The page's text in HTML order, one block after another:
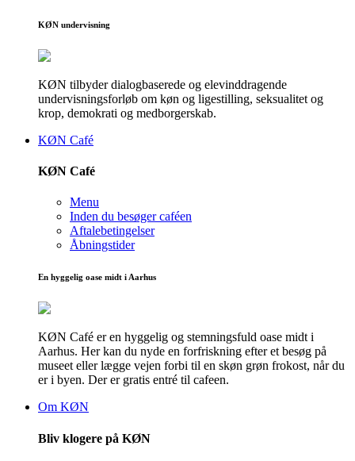
KØN undervisning
KØN tilbyder dialogbaserede og elevinddragende
undervisningsforløb om køn og ligestilling, seksualitet og
krop, demokrati og medborgerskab.
KØN Café
KØN Café
Menu
Inden du besøger caféen
Aftalebetingelser
Åbningstider
En hyggelig oase midt i Aarhus
KØN Café er en hyggelig og stemningsfuld oase midt i
Aarhus. Her kan du nyde en forfriskning efter et besøg på
museet eller lægge vejen forbi til en skøn grøn frokost, når du
er i byen. Der er gratis entré til cafeen.
Om KØN
Bliv klogere på KØN